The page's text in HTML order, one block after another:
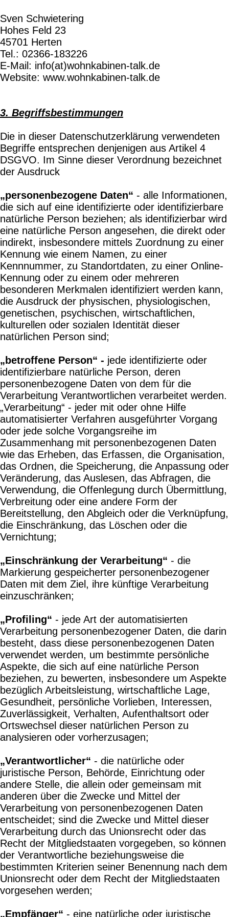
Sven Schwietering
Hohes Feld 23
45701 Herten
Tel.: 02366-183226
E-Mail: info(at)wohnkabinen-talk.de
Website: www.wohnkabinen-talk.de
3. Begriffsbestimmungen
Die in dieser Datenschutzerklärung verwendeten
Begriffe entsprechen denjenigen aus Artikel 4
DSGVO. Im Sinne dieser Verordnung bezeichnet
der Ausdruck
„personenbezogene Daten“ - alle Informationen,
die sich auf eine identifizierte oder identifizierbare
natürliche Person beziehen; als identifizierbar wird
eine natürliche Person angesehen, die direkt oder
indirekt, insbesondere mittels Zuordnung zu einer
Kennung wie einem Namen, zu einer
Kennnummer, zu Standortdaten, zu einer Online-
Kennung oder zu einem oder mehreren
besonderen Merkmalen identifiziert werden kann,
die Ausdruck der physischen, physiologischen,
genetischen, psychischen, wirtschaftlichen,
kulturellen oder sozialen Identität dieser
natürlichen Person sind;
„betroffene Person“ - jede identifizierte oder
identifizierbare natürliche Person, deren
personenbezogene Daten von dem für die
Verarbeitung Verantwortlichen verarbeitet werden.
„Verarbeitung“ - jeder mit oder ohne Hilfe
automatisierter Verfahren ausgeführter Vorgang
oder jede solche Vorgangsreihe im
Zusammenhang mit personenbezogenen Daten
wie das Erheben, das Erfassen, die Organisation,
das Ordnen, die Speicherung, die Anpassung oder
Veränderung, das Auslesen, das Abfragen, die
Verwendung, die Offenlegung durch Übermittlung,
Verbreitung oder eine andere Form der
Bereitstellung, den Abgleich oder die Verknüpfung,
die Einschränkung, das Löschen oder die
Vernichtung;
„Einschränkung der Verarbeitung“ - die
Markierung gespeicherter personenbezogener
Daten mit dem Ziel, ihre künftige Verarbeitung
einzuschränken;
„Profiling“ - jede Art der automatisierten
Verarbeitung personenbezogener Daten, die darin
besteht, dass diese personenbezogenen Daten
verwendet werden, um bestimmte persönliche
Aspekte, die sich auf eine natürliche Person
beziehen, zu bewerten, insbesondere um Aspekte
bezüglich Arbeitsleistung, wirtschaftliche Lage,
Gesundheit, persönliche Vorlieben, Interessen,
Zuverlässigkeit, Verhalten, Aufenthaltsort oder
Ortswechsel dieser natürlichen Person zu
analysieren oder vorherzusagen;
„Verantwortlicher“ - die natürliche oder
juristische Person, Behörde, Einrichtung oder
andere Stelle, die allein oder gemeinsam mit
anderen über die Zwecke und Mittel der
Verarbeitung von personenbezogenen Daten
entscheidet; sind die Zwecke und Mittel dieser
Verarbeitung durch das Unionsrecht oder das
Recht der Mitgliedstaaten vorgegeben, so können
der Verantwortliche beziehungsweise die
bestimmten Kriterien seiner Benennung nach dem
Unionsrecht oder dem Recht der Mitgliedstaaten
vorgesehen werden;
„Empfänger“ - eine natürliche oder juristische